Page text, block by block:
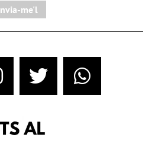
me'l